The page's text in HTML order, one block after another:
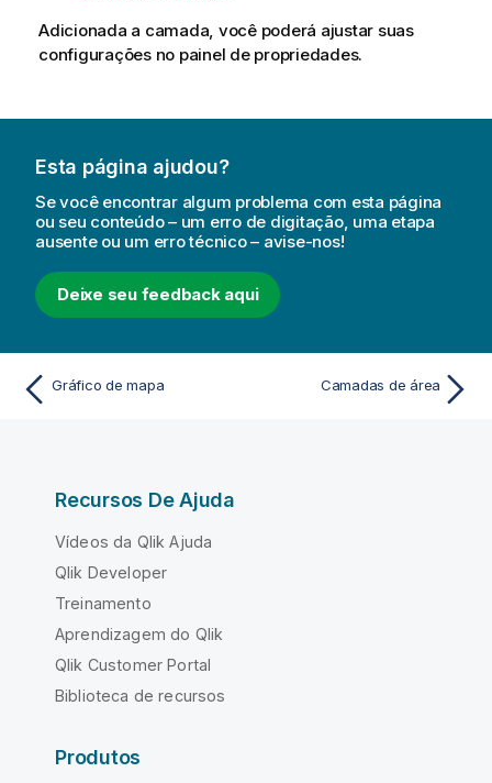
Adicionada a camada, você poderá ajustar suas
configurações no painel de propriedades.
Esta página ajudou?
Se você encontrar algum problema com esta página
ou seu conteúdo – um erro de digitação, uma etapa
ausente ou um erro técnico – avise-nos!
Deixe seu feedback aqui
Gráfico de mapa Camadas de área
Recursos De Ajuda
Vídeos da Qlik Ajuda
Qlik Developer
Treinamento
Aprendizagem do Qlik
Qlik Customer Portal
Biblioteca de recursos
Produtos